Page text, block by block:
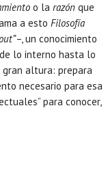
o la razón que
a esto Filosofía
–, un conocimiento
lo interno hasta lo
altura: prepara
necesario para esa
para conocer,